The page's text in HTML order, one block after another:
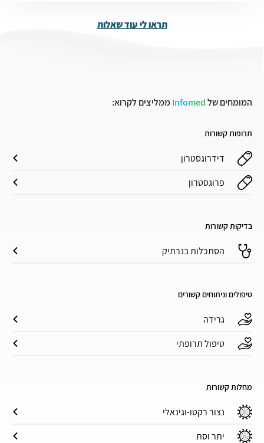
תראו לי עוד שאלות
המומחים של Infomed ממליצים לקרוא:
תרופות קשורות
דידרוגסטרון
פרוגסטרון
בדיקות קשורות
הסתכלות בנרתיק
טיפולים וניתוחים קשורים
גרידה
טיפול תרופתי
מחלות קשורות
נצור רקטו-וגינאלי
יתר וסת